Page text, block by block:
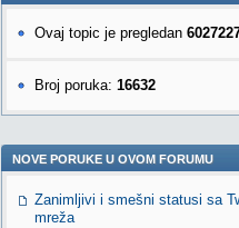
Ovaj topic je pregledan
Broj poruka: 16632
NOVE PORUKE U OVOM FORUMU
Zanimljivi i smešni statusi sa
mreža